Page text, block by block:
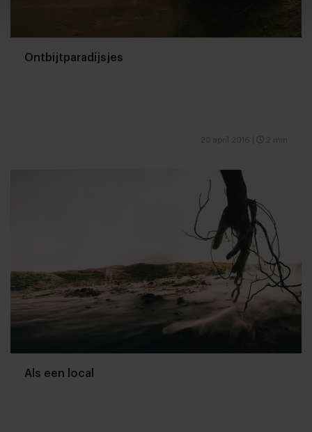
Ontbijtparadijsjes
20 april 2016 2 min
Als een local